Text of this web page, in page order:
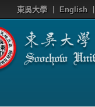
東吳大學 English